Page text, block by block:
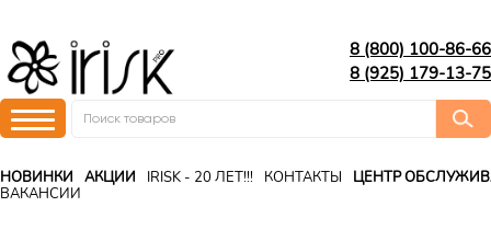
8 (800) 100-86-66
8 (925) 179-13-75
НОВИНКИ АКЦИИ IRISK - 20 ЛЕТ!!! КОНТАКТЫ
ЦЕНТР
ВАКАНСИИ